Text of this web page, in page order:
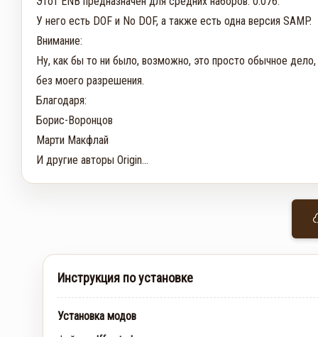
У него есть DOF и No DOF, а также есть одна версия SAMP.
Внимание:
Ну, как бы то ни было, возможно, это просто обычное
без моего разрешения.
Благодаря:
Борис-Воронцов
Марти Макфлай
И другие авторы Origin...
Инструкция по установке
Установка модов